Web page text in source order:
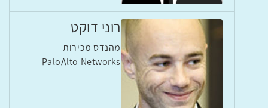
רוני דוקט
מהנדס מכירות
PaloAlto Networks